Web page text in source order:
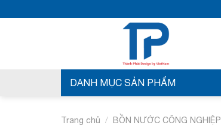
qua
DANH MỤC SẢN PHẨM
Trang chủ / BỒN NƯỚC CÔNG NGHIỆP